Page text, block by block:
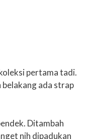
pertama tadi.
ada strap
Ditambah
nih dipadukan